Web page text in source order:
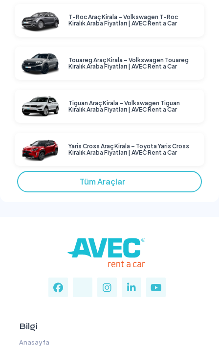
T-Roc Araç Kirala – Volkswagen T-Roc
Kiralık Araba Fiyatları | AVEC Rent a Car
Touareg Araç Kirala – Volkswagen Touareg
Kiralık Araba Fiyatları | AVEC Rent a Car
Tiguan Araç Kirala – Volkswagen Tiguan
Kiralık Araba Fiyatları | AVEC Rent a Car
Yaris Cross Araç Kirala – Toyota Yaris Cross
Kiralık Araba Fiyatları | AVEC Rent a Car
Tüm Araçlar
Bilgi
Anasayfa